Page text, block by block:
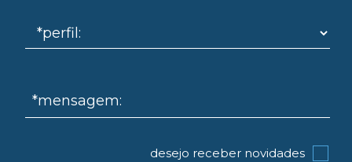
*mensagem:
desejo receber novidades